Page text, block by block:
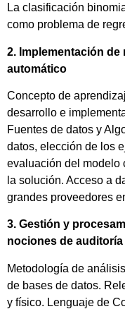
La clasificación
como problema de
2. Implementación
automático
Concepto de
desarrollo e
Fuentes de datos y
datos, elección de los
evaluación del modelo
la solución. Acceso a
grandes proveedores
3. Gestión y
nociones de auditoría
Metodología de
de bases de datos.
y físico. Lenguaje de